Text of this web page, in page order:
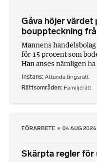
Gåva höjer värdet
bouppteckning
Mannens
för 15 procent som
Han anses nämligen
Instans Attunda tingsrätt
Rättsområden Familjerätt
FÖRARBETE 04 AUG 2026
Skärpta regler för